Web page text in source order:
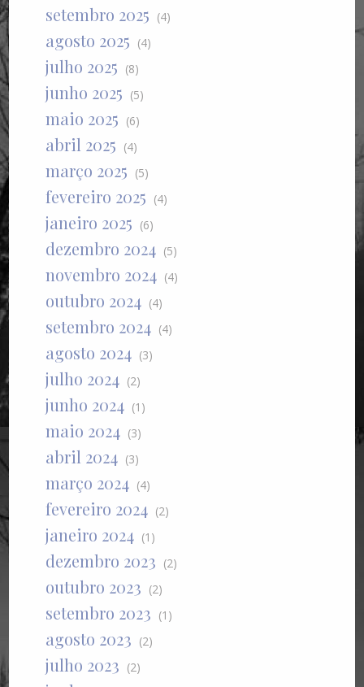
setembro 2025 (4)
agosto 2025 (4)
julho 2025 (8)
junho 2025 (5)
maio 2025 (6)
abril 2025 (4)
março 2025 (5)
fevereiro 2025 (4)
janeiro 2025 (6)
dezembro 2024 (5)
novembro 2024 (4)
outubro 2024 (4)
setembro 2024 (4)
agosto 2024 (3)
julho 2024 (2)
junho 2024 (1)
maio 2024 (3)
abril 2024 (3)
março 2024 (4)
fevereiro 2024 (2)
janeiro 2024 (1)
dezembro 2023 (2)
outubro 2023 (2)
setembro 2023 (1)
agosto 2023 (2)
julho 2023 (2)